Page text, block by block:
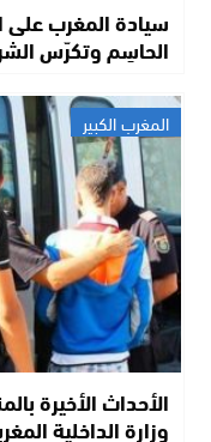
سيادة المغرب
الحاسِم وتكرّس
المغرب الكبير
الأحداث الأخيرة
وزارة الداخلية